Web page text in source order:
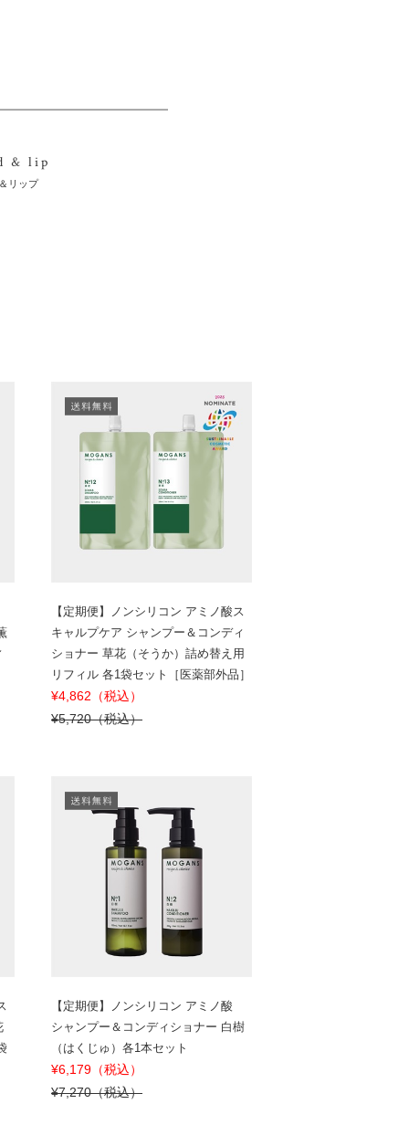
& lip
リップ
【定期便】ノンシリコン アミノ酸ス
キャルプケア シャンプー＆コンディ
ショナー 草花（そうか）詰め替え用
リフィル 各1袋セット［医薬部外品］
¥4,862（税込）
¥5,720（税込）
【定期便】ノンシリコン アミノ酸
シャンプー＆コンディショナー 白樹
（はくじゅ）各1本セット
¥6,179（税込）
¥7,270（税込）